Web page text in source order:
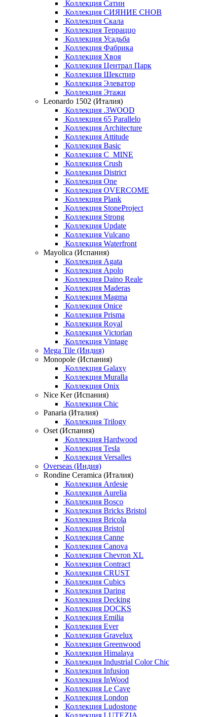
Коллекция Сатин
Коллекция СИЯНИЕ СНОВ
Коллекция Скала
Коллекция Терраццо
Коллекция Усадьба
Коллекция Фабрика
Коллекция Хвоя
Коллекция Централ Парк
Коллекция Шекспир
Коллекция Элеватор
Коллекция Этажи
Leonardo 1502 (Италия)
Коллекция .3WOOD
Коллекция 65 Parallelo
Коллекция Architecture
Коллекция Attitude
Коллекция Basic
Коллекция C_MINE
Коллекция Crush
Коллекция District
Коллекция One
Коллекция OVERCOME
Коллекция Plank
Коллекция StoneProject
Коллекция Strong
Коллекция Update
Коллекция Vulcano
Коллекция Waterfront
Mayolica (Испания)
Коллекция Agata
Коллекция Apolo
Коллекция Daino Reale
Коллекция Maderas
Коллекция Magma
Коллекция Onice
Коллекция Prisma
Коллекция Royal
Коллекция Victorian
Коллекция Vintage
Mega Tile (Индия)
Monopole (Испания)
Коллекция Galaxy
Коллекция Muralla
Коллекция Onix
Nice Ker (Испания)
Коллекция Chic
Panaria (Италия)
Коллекция Trilogy
Oset (Испания)
Коллекция Hardwood
Коллекция Tesla
Коллекция Versalles
Overseas (Индия)
Rondine Ceramica (Италия)
Коллекция Ardesie
Коллекция Aurelia
Коллекция Bosco
Коллекция Bricks Bristol
Коллекция Bricola
Коллекция Bristol
Коллекция Canne
Коллекция Canova
Коллекция Chevron XL
Коллекция Contract
Коллекция CRUST
Коллекция Cubics
Коллекция Daring
Коллекция Decking
Коллекция DOCKS
Коллекция Emilia
Коллекция Ever
Коллекция Gravelux
Коллекция Greenwood
Коллекция Himalaya
Коллекция Industrial Color Chic
Коллекция Infusion
Коллекция InWood
Коллекция Le Cave
Коллекция London
Коллекция Ludostone
Коллекция LUTEZIA